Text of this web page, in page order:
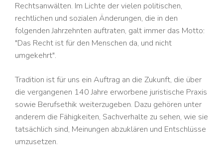
Rechtsanwälten. Im Lichte der vielen politischen,
rechtlichen und sozialen Änderungen, die in den
folgenden Jahrzehnten auftraten, galt immer das Motto:
"Das Recht ist für den Menschen da, und nicht
umgekehrt".
Tradition ist für uns ein Auftrag an die Zukunft, die über
die vergangenen 140 Jahre erworbene juristische Praxis
sowie Berufsethik weiterzugeben. Dazu gehören unter
anderem die Fähigkeiten, Sachverhalte zu sehen, wie sie
tatsächlich sind, Meinungen abzuklären und Entschlüsse
umzusetzen.